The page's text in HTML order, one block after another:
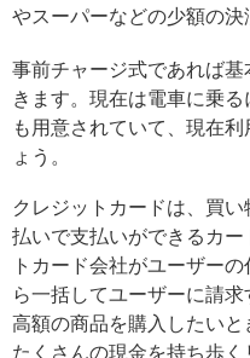
やスーパーなどの少額の決
事前チャージ式であれば
きます。現在は電車に乗
も用意されていて、現在
ょう。
クレジットカードは、買
払いで支払いができるカ
トカード会社がユーザー
ら一括してユーザーに請求
高額の商品を購入したい
たくさんの現金を持ち歩